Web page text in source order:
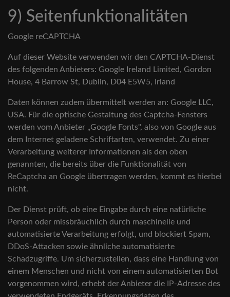
9) Seitenfunktionalitäten
Google reCAPTCHA
Auf dieser Website verwenden wir den CAPTCHA-Dienst
des folgenden Anbieters: Google Ireland Limited, Gordon
House, 4 Barrow St, Dublin, D04 E5W5, Irland
Daten können zudem übermittelt werden an: Google LLC,
USA. Für die optische Gestaltung des Captcha-Fensters
werden vom Anbieter „Google Fonts", also von Google aus
dem Internet geladene Schriftarten, verwendet. Zu einer
Verarbeitung weiterer Informationen als den oben
genannten, die bereits über die Funktionalität von
ReCaptcha an Google übertragen werden, kommt es hierbei
nicht.
Der Dienst prüft, ob eine Eingabe durch eine natürliche
Person oder missbräuchlich durch maschinelle und
automatisierte Verarbeitung erfolgt, und blockiert Spam,
DDoS-Attacken sowie ähnliche automatisierte
Schadzugriffe. Um sicherzustellen, dass eine Handlung von
einem Menschen und nicht von einem automatisierten Bot
vorgenommen wird, erhebt der Anbieter die IP-Adresse des